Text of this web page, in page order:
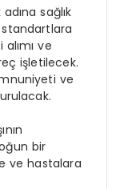
sağlık
standartlara
ve
işletilecek.
ve
bir
ve hastalara